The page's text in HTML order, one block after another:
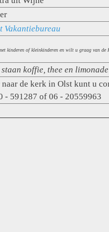
Vakantiebureau
kinderen of kleinkinderen en wilt u graag van
staan koffie, thee en
de kerk in Olst kunt u
- 591287 of 06 - 20559963